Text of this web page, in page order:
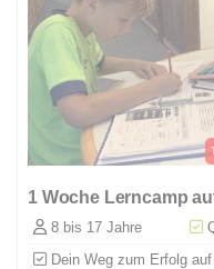
1 Woche Lerncamp
8 bis 17 Jahre
Dein Weg zum Erfolg